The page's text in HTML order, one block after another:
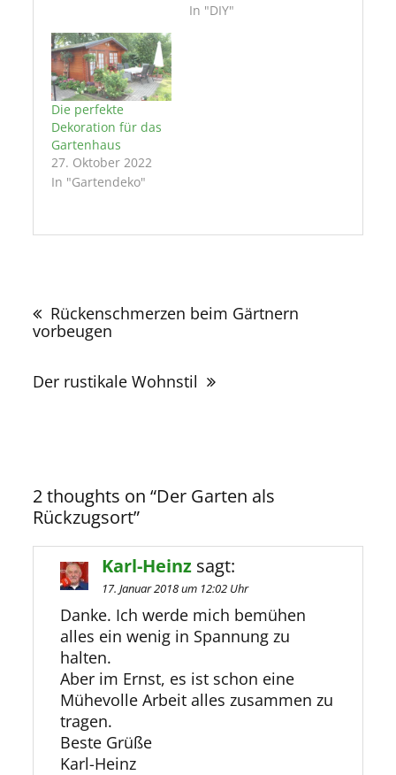
In "DIY"
Die perfekte
Dekoration für das
Gartenhaus
27. Oktober 2022
In "Gartendeko"
Rückenschmerzen beim Gärtnern
vorbeugen
Der rustikale Wohnstil
2 thoughts on “Der Garten als
Rückzugsort”
Karl-Heinz sagt:
17. Januar 2018 um 12:02 Uhr
Danke. Ich werde mich bemühen
alles ein wenig in Spannung zu
halten.
Aber im Ernst, es ist schon eine
Mühevolle Arbeit alles zusammen zu
tragen.
Beste Grüße
Karl-Heinz